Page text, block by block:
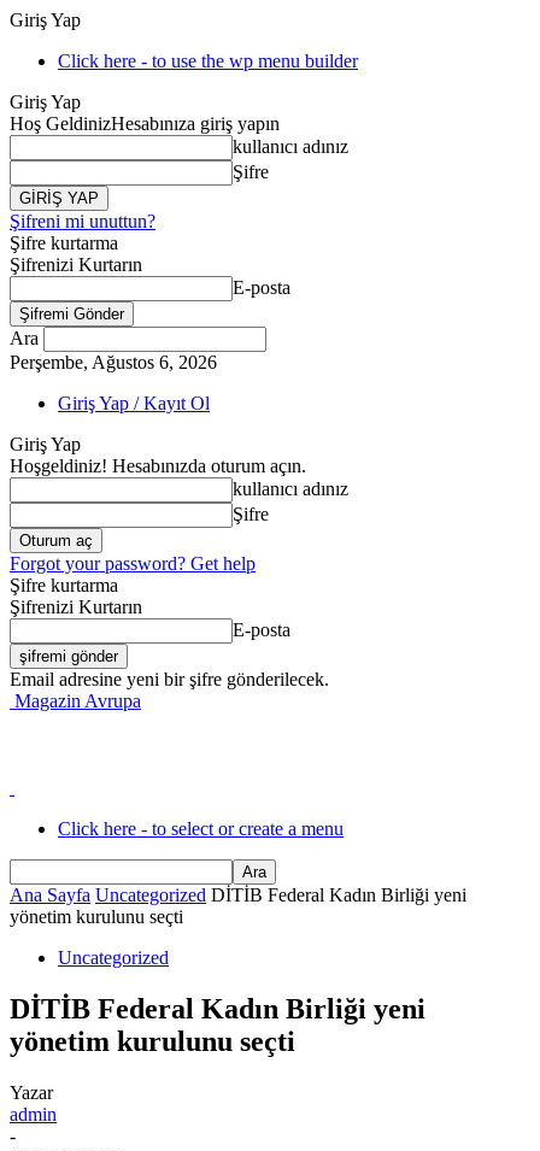
Giriş Yap
Click here - to use the wp menu builder
Giriş Yap
Hoş GeldinizHesabınıza giriş yapın
kullanıcı adınız
Şifre
Şifreni mi unuttun?
Şifre kurtarma
Şifrenizi Kurtarın
E-posta
Ara
Perşembe, Ağustos 6, 2026
Giriş Yap / Kayıt Ol
Giriş Yap
Hoşgeldiniz! Hesabınızda oturum açın.
kullanıcı adınız
Şifre
Forgot your password? Get help
Şifre kurtarma
Şifrenizi Kurtarın
E-posta
Email adresine yeni bir şifre gönderilecek.
Magazin Avrupa
Click here - to select or create a menu
Ana Sayfa Uncategorized DİTİB Federal Kadın Birliği yeni
yönetim kurulunu seçti
Uncategorized
DİTİB Federal Kadın Birliği yeni
yönetim kurulunu seçti
Yazar
admin
-